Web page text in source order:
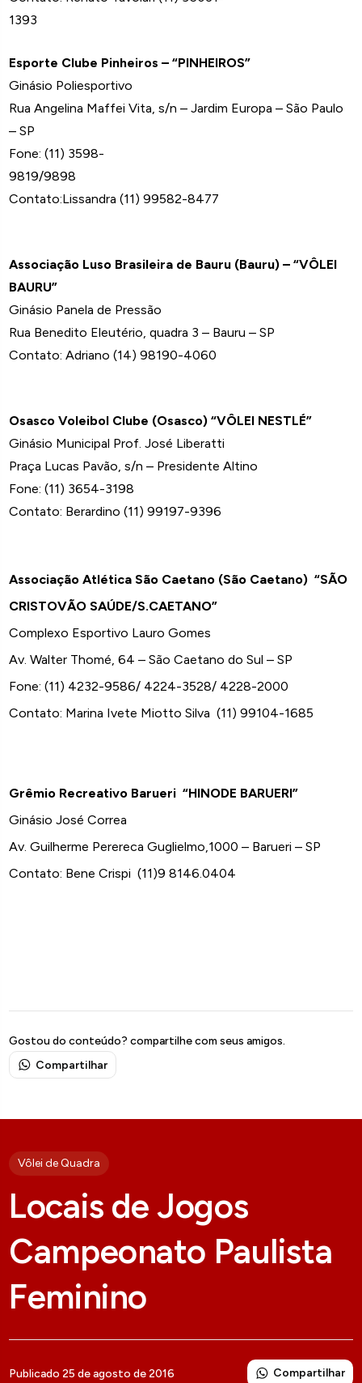
1393
Esporte Clube Pinheiros – “PINHEIROS”
Ginásio Poliesportivo
Rua Angelina Maffei Vita, s/n – Jardim Europa – São Paulo
– SP
Fone: (11) 3598-
9819/9898
Contato:Lissandra (11) 99582-8477
Associação Luso Brasileira de Bauru (Bauru) – “VÔLEI
BAURU”
Ginásio Panela de Pressão
Rua Benedito Eleutério, quadra 3 – Bauru – SP
Contato: Adriano (14) 98190-4060
Osasco Voleibol Clube (Osasco) “VÔLEI NESTLÉ”
Ginásio Municipal Prof. José Liberatti
Praça Lucas Pavão, s/n – Presidente Altino
Fone: (11) 3654-3198
Contato: Berardino (11) 99197-9396
Associação Atlética São Caetano (São Caetano) “SÃO
CRISTOVÃO SAÚDE/S.CAETANO”
Complexo Esportivo Lauro Gomes
Av. Walter Thomé, 64 – São Caetano do Sul – SP
Fone: (11) 4232-9586/ 4224-3528/ 4228-2000
Contato: Marina Ivete Miotto Silva (11) 99104-1685
Grêmio Recreativo Barueri “HINODE BARUERI”
Ginásio José Correa
Av. Guilherme Perereca Guglielmo,1000 – Barueri – SP
Contato: Bene Crispi (11)9 8146.0404
Gostou do conteúdo? compartilhe com seus amigos.
Compartilhar
Vôlei de Quadra
Locais de Jogos
Campeonato Paulista
Feminino
Publicado 25 de agosto de 2016 Compartilhar